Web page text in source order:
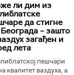
65. Драгачевски...
ли дим из
да стигне
– зашто
загађен и
лета
пешчари
квалитет ваздуха, а